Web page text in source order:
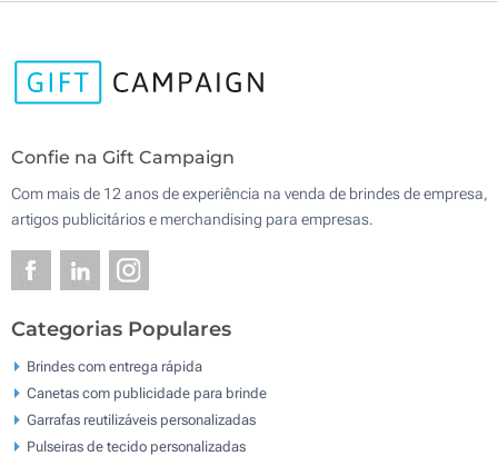
Confie na Gift Campaign
Com mais de 12 anos de experiência na venda de brindes de empresa,
artigos publicitários e merchandising para empresas.
Categorias Populares
Brindes com entrega rápida
Canetas com publicidade para brinde
Garrafas reutilizáveis personalizadas
Pulseiras de tecido personalizadas